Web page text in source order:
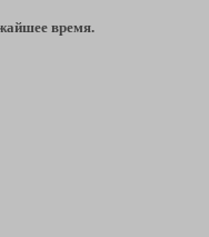
время.